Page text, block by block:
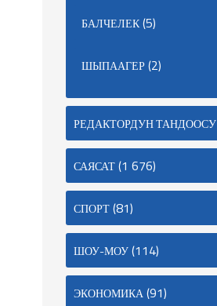
БАЛЧЕЛЕК(5)
ШЫПААГЕР(2)
РЕДАКТОРДУН ТАНДООСУ
САЯСАТ(1 676)
СПОРТ(81)
ШОУ-МОУ(114)
ЭКОНОМИКА(91)